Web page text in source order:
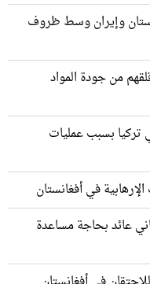
من باكستان وإيران وسط ظروف
من جودة المواد
تركيا بسبب عمليات
في أفغانستان
لاجئ أفغاني عائد بحاجة مساعدة